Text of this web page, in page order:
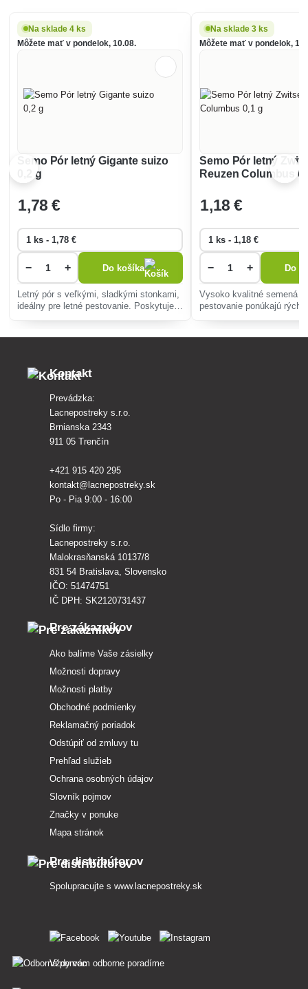
Na sklade 4 ks
Môžete mať v pondelok, 10.08.
Semo Pór letný Gigante suizo
0,2 g
1,78 €
− + Do košíka
Letný pór s veľkými, sladkými stonkami,
ideálny pre letné pestovanie. Poskytuje
Na sklade 3 ks
Môžete mať v pondelok,
Semo Pór letný
Reuzen Columbus
1,18 €
− + Do
Vysoko kvalitné semená
pestovanie ponúkajú
Kontakt
Prevádzka:
Lacnepostreky s.r.o.
Brnianska 2343
911 05 Trenčín
+421 915 420 295
kontakt@lacnepostreky.sk
Po - Pia 9:00 - 16:00
Sídlo firmy:
Lacnepostreky s.r.o.
Malokrasňanská 10137/8
831 54 Bratislava, Slovensko
IČO: 51474751
IČ DPH: SK2120731437
Pre zákazníkov
Ako balíme Vaše zásielky
Možnosti dopravy
Možnosti platby
Obchodné podmienky
Reklamačný poriadok
Odstúpiť od zmluvy tu
Prehľad služieb
Ochrana osobných údajov
Slovník pojmov
Značky v ponuke
Mapa stránok
Pre distribútorov
Spolupracujte s www.lacnepostreky.sk
Vždy vám odborne poradíme